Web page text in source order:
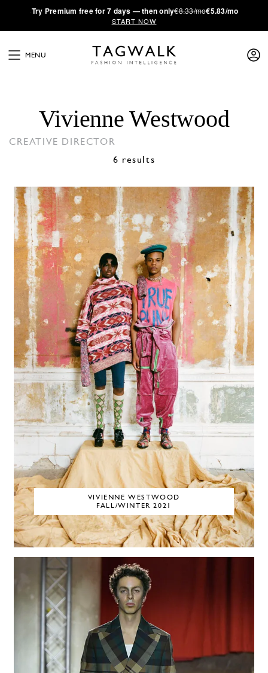
·Try Premium free for 7 days — then only€8.33/mo€5.83/mo
START NOW
MENU
Vivienne Westwood
CREATIVE DIRECTOR
6 results
VIVIENNE WESTWOOD
FALL/WINTER 2021